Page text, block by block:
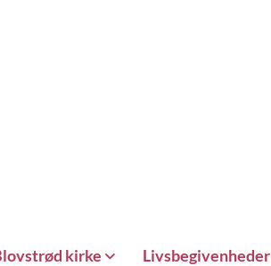
kirke Livsbegivenheder